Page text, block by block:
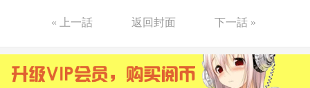
« 上一話 返回封面 下一話 »